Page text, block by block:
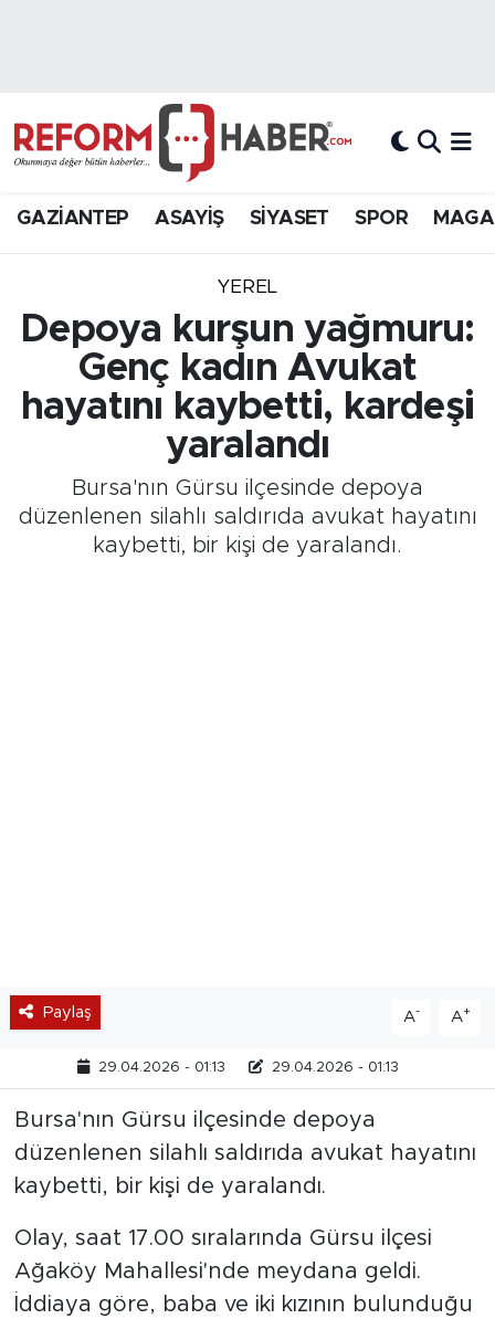
GAZİANTEP ASAYİŞ SİYASET SPOR
YEREL
Depoya kurşun yağmuru:
Genç kadın Avukat
hayatını kaybetti, kardeşi
yaralandı
Bursa'nın Gürsu ilçesinde depoya
düzenlenen silahlı saldırıda avukat hayatını
kaybetti, bir kişi de yaralandı.
Paylaş A- A+
29.04.2026 - 01:13 29.04.2026 - 01:13
Bursa'nın Gürsu ilçesinde depoya
düzenlenen silahlı saldırıda avukat hayatını
kaybetti, bir kişi de yaralandı.
Olay, saat 17.00 sıralarında Gürsu ilçesi
Ağaköy Mahallesi'nde meydana geldi.
İddiaya göre, baba ve iki kızının bulunduğu
Hava Durumu
Süper Lig Puan Durumu ve Fikstür
Son Dakika Haberleri
Haber Arşivi